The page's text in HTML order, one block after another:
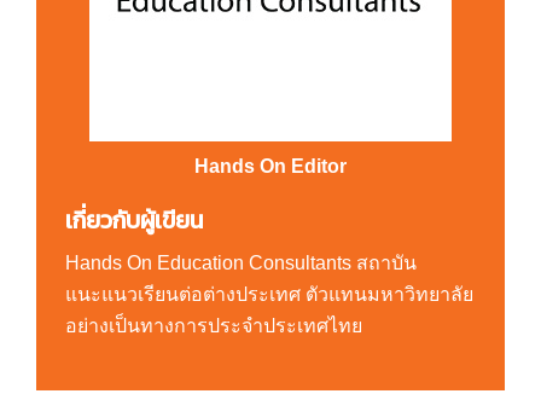
Hands On Editor
เกี่ยวกับผู้เขียน
Hands On Education Consultants สถาบัน
แนะแนวเรียนต่อต่างประเทศ ตัวแทนมหาวิทยาลัย
อย่างเป็นทางการประจำประเทศไทย